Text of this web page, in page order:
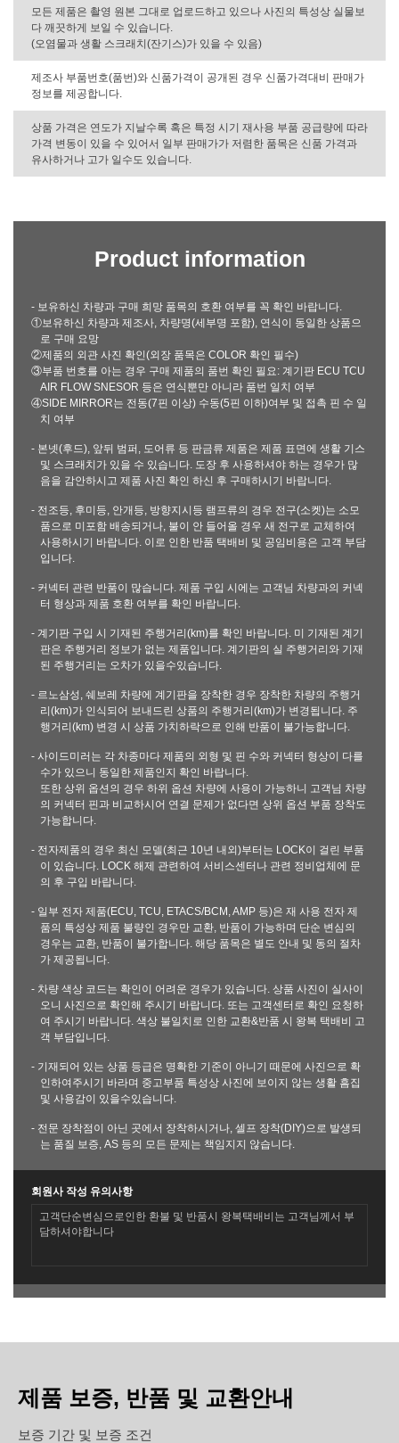
모든 제품은 촬영 원본 그대로 업로드하고 있으나 사진의 특성상 실물보
다 깨끗하게 보일 수 있습니다.
(오염물과 생활 스크래치(잔기스)가 있을 수 있음)
제조사 부품번호(품번)와 신품가격이 공개된 경우 신품가격대비 판매가
정보를 제공합니다.
상품 가격은 연도가 지날수록 혹은 특정 시기 재사용 부품 공급량에 따라
가격 변동이 있을 수 있어서 일부 판매가가 저렴한 품목은 신품 가격과
유사하거나 고가 일수도 있습니다.
Product information
- 보유하신 차량과 구매 희망 품목의 호환 여부를 꼭 확인 바랍니다.
①보유하신 차량과 제조사, 차량명(세부명 포함), 연식이 동일한 상품으
로 구매 요망
②제품의 외관 사진 확인(외장 품목은 COLOR 확인 필수)
③부품 번호를 아는 경우 구매 제품의 품번 확인 필요: 계기판 ECU TCU
AIR FLOW SNESOR 등은 연식뿐만 아니라 품번 일치 여부
④SIDE MIRROR는 전동(7핀 이상) 수동(5핀 이하)여부 및 접촉 핀 수 일
치 여부
- 본넷(후드), 앞뒤 범퍼, 도어류 등 판금류 제품은 제품 표면에 생활 기스
및 스크래치가 있을 수 있습니다. 도장 후 사용하셔야 하는 경우가 많
음을 감안하시고 제품 사진 확인 하신 후 구매하시기 바랍니다.
- 전조등, 후미등, 안개등, 방향지시등 램프류의 경우 전구(소켓)는 소모
품으로 미포함 배송되거나, 불이 안 들어올 경우 새 전구로 교체하여
사용하시기 바랍니다. 이로 인한 반품 택배비 및 공임비용은 고객 부담
입니다.
- 커넥터 관련 반품이 많습니다. 제품 구입 시에는 고객님 차량과의 커넥
터 형상과 제품 호환 여부를 확인 바랍니다.
- 계기판 구입 시 기재된 주행거리(km)를 확인 바랍니다. 미 기재된 계기
판은 주행거리 정보가 없는 제품입니다. 계기판의 실 주행거리와 기재
된 주행거리는 오차가 있을수있습니다.
- 르노삼성, 쉐보레 차량에 계기판을 장착한 경우 장착한 차량의 주행거
리(km)가 인식되어 보내드린 상품의 주행거리(km)가 변경됩니다. 주
행거리(km) 변경 시 상품 가치하락으로 인해 반품이 불가능합니다.
- 사이드미러는 각 차종마다 제품의 외형 및 핀 수와 커넥터 형상이 다를
수가 있으니 동일한 제품인지 확인 바랍니다.
또한 상위 옵션의 경우 하위 옵션 차량에 사용이 가능하니 고객님 차량
의 커넥터 핀과 비교하시어 연결 문제가 없다면 상위 옵션 부품 장착도
가능합니다.
- 전자제품의 경우 최신 모델(최근 10년 내외)부터는 LOCK이 걸린 부품
이 있습니다. LOCK 해제 관련하여 서비스센터나 관련 정비업체에 문
의 후 구입 바랍니다.
- 일부 전자 제품(ECU, TCU, ETACS/BCM, AMP 등)은 재 사용 전자 제
품의 특성상 제품 불량인 경우만 교환, 반품이 가능하며 단순 변심의
경우는 교환, 반품이 불가합니다. 해당 품목은 별도 안내 및 동의 절차
가 제공됩니다.
- 차량 색상 코드는 확인이 어려운 경우가 있습니다. 상품 사진이 실사이
오니 사진으로 확인해 주시기 바랍니다. 또는 고객센터로 확인 요청하
여 주시기 바랍니다. 색상 불일치로 인한 교환&반품 시 왕복 택배비 고
객 부담입니다.
- 기재되어 있는 상품 등급은 명확한 기준이 아니기 때문에 사진으로 확
인하여주시기 바라며 중고부품 특성상 사진에 보이지 않는 생활 흠집
및 사용감이 있을수있습니다.
- 전문 장착점이 아닌 곳에서 장착하시거나, 셀프 장착(DIY)으로 발생되
는 품질 보증, AS 등의 모든 문제는 책임지지 않습니다.
회원사 작성 유의사항
고객단순변심으로인한 환불 및 반품시 왕복택배비는 고객님께서 부
담하셔야합니다
제품 보증, 반품 및 교환안내
보증 기간 및 보증 조건